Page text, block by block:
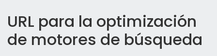
URL para la optimización
de motores de búsqueda